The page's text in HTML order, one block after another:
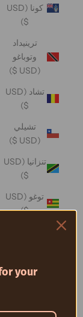
كونا (USD
$)
ترينيداد
وتوباغو
(USD $)
تشاد (USD
$)
تشيلي
(USD $)
تنزانيا (USD
$)
توغو (USD
$)
توكيلو (USDyour